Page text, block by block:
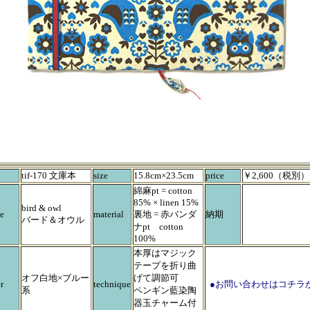
tif-170 文庫本 size 15.8cm×23.5cm price ￥2,600（税別）
bird & owl
バード＆オウル
material
綿麻pt = cotton
85% × linen 15%
裏地 = 赤バンダ
ナpt cotton
100%
納期
オフ白地×ブルー
系
technique
本厚はマジック
テープを折り曲
げて調節可
ペンギン藍染陶
器玉チャーム付
●お問い合わせはコチラ